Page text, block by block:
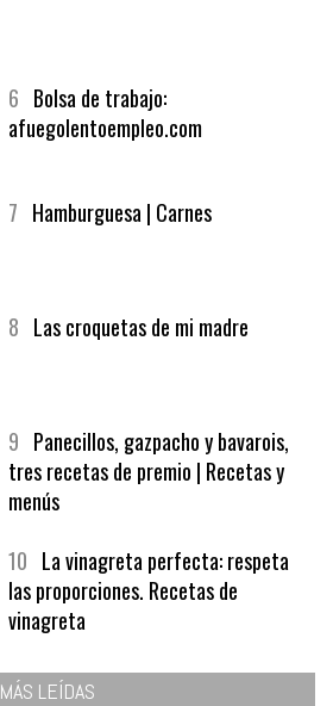
6 Bolsa de trabajo:
afuegolentoempleo.com
7 Hamburguesa | Carnes
8 Las croquetas de mi madre
9 Panecillos, gazpacho y bavarois,
tres recetas de premio | Recetas y
menús
10 La vinagreta perfecta: respeta
las proporciones. Recetas de
vinagreta
MÁS LEÍDAS